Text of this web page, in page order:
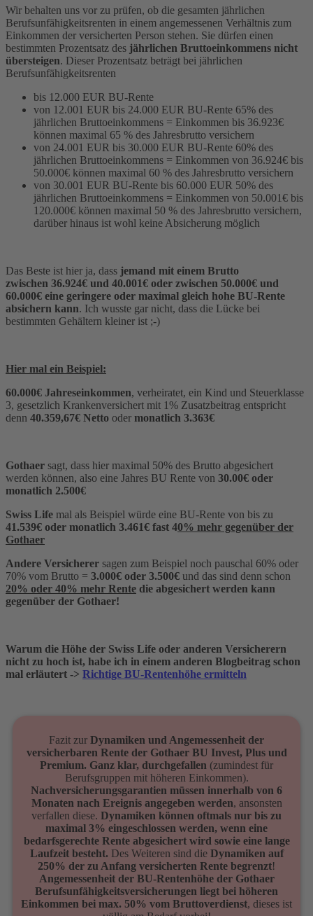
Wir behalten uns vor zu prüfen, ob die gesamten jährlichen
Berufsunfähigkeitsrenten in einem angemessenen Verhältnis zum
Einkommen der versicherten Person stehen. Sie dürfen einen
bestimmten Prozentsatz des jährlichen Bruttoeinkommens nicht
übersteigen. Dieser Prozentsatz beträgt bei jährlichen
Berufsunfähigkeitsrenten
bis 12.000 EUR BU-Rente
von 12.001 EUR bis 24.000 EUR BU-Rente 65% des
jährlichen Bruttoeinkommens = Einkommen bis 36.923€
können maximal 65 % des Jahresbrutto versichern
von 24.001 EUR bis 30.000 EUR BU-Rente 60% des
jährlichen Bruttoeinkommens = Einkommen von 36.924€ bis
50.000€ können maximal 60 % des Jahresbrutto versichern
von 30.001 EUR BU-Rente bis 60.000 EUR 50% des
jährlichen Bruttoeinkommens = Einkommen von 50.001€ bis
120.000€ können maximal 50 % des Jahresbrutto versichern,
darüber hinaus ist wohl keine Absicherung möglich
Das Beste ist hier ja, dass jemand mit einem Brutto
zwischen 36.924€ und 40.001€ oder zwischen 50.000€ und
60.000€ eine geringere oder maximal gleich hohe BU-Rente
absichern kann. Ich wusste gar nicht, dass die Lücke bei
bestimmten Gehältern kleiner ist ;-)
Hier mal ein Beispiel:
60.000€ Jahreseinkommen, verheiratet, ein Kind und Steuerklasse
3, gesetzlich Krankenversichert mit 1% Zusatzbeitrag entspricht
denn 40.359,67€ Netto oder monatlich 3.363€
Gothaer sagt, dass hier maximal 50% des Brutto abgesichert
werden können, also eine Jahres BU Rente von 30.00€ oder
monatlich 2.500€
Swiss Life mal als Beispiel würde eine BU-Rente von bis zu
41.539€ oder monatlich 3.461€ fast 40% mehr gegenüber der
Gothaer
Andere Versicherer sagen zum Beispiel noch pauschal 60% oder
70% vom Brutto = 3.000€ oder 3.500€ und das sind denn schon
20% oder 40% mehr Rente die abgesichert werden kann
gegenüber der Gothaer!
Warum die Höhe der Swiss Life oder anderen Versicherern
nicht zu hoch ist, habe ich in einem anderen Blogbeitrag schon
mal erläutert -> Richtige BU-Rentenhöhe ermitteln
Fazit zur Dynamiken und Angemessenheit der
versicherbaren Rente der Gothaer BU Invest, Plus und
Premium. Ganz klar, durchgefallen (zumindest für
Berufsgruppen mit höheren Einkommen).
Nachversicherungsgarantien müssen innerhalb von 6
Monaten nach Ereignis angegeben werden, ansonsten
verfallen diese. Dynamiken können oftmals nur bis zu
maximal 3% eingeschlossen werden, wenn eine
bedarfsgerechte Rente abgesichert wird sowie eine lange
Laufzeit besteht. Des Weiteren sind die Dynamiken auf
250% der zu Anfang versicherten Rente begrenzt!
Angemessenheit der BU-Rentenhöhe der Gothaer
Berufsunfähigkeitsversicherungen liegt bei höheren
Einkommen bei max. 50% vom Bruttoverdienst, dieses ist